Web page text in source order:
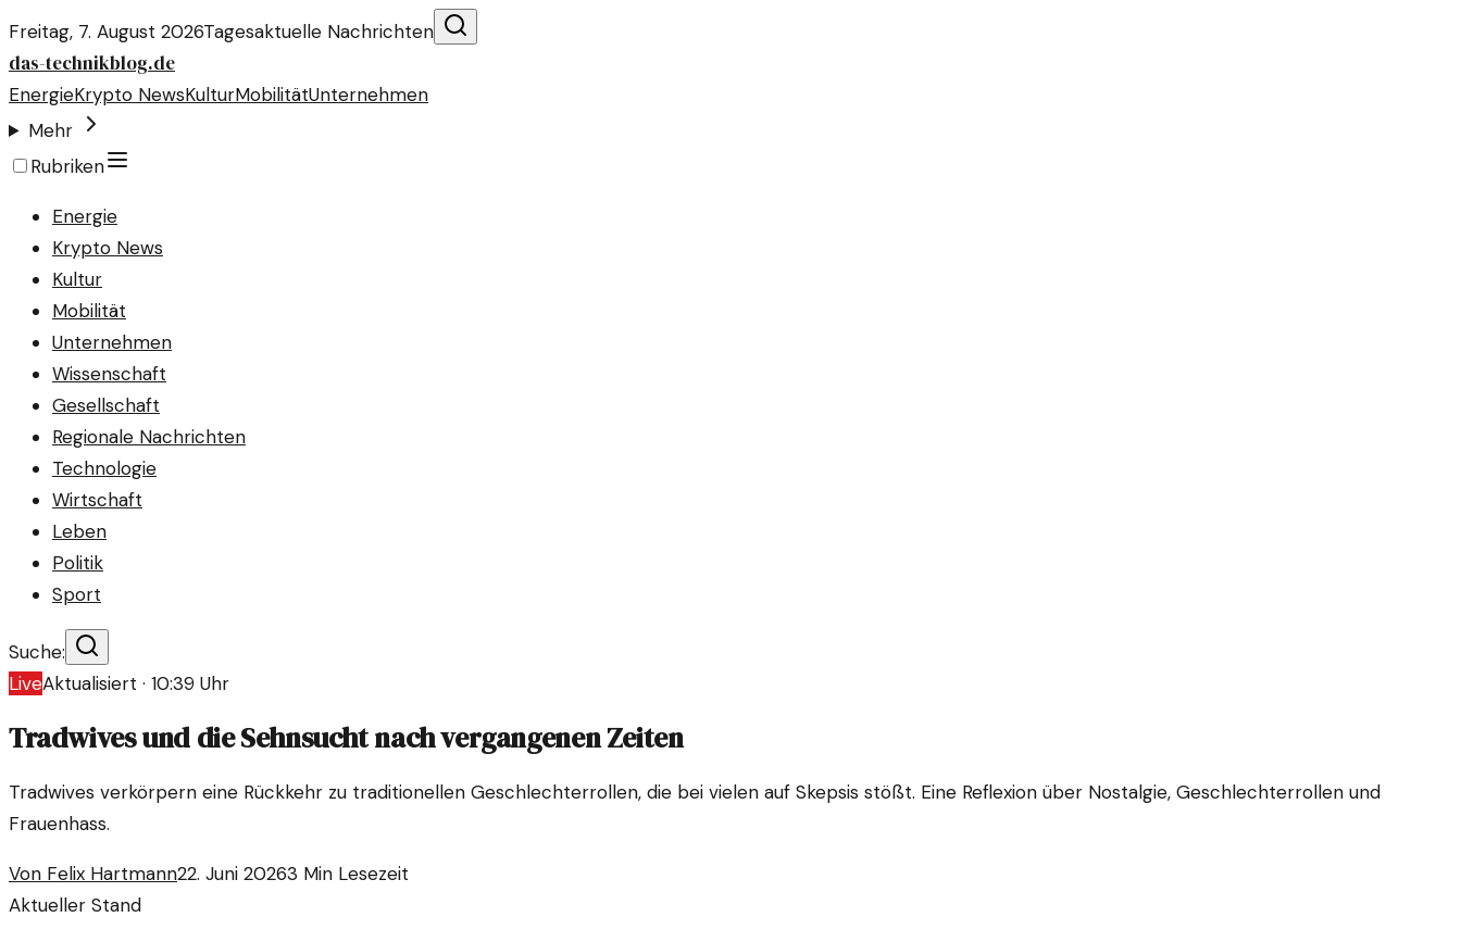
Freitag, 7. August 2026Tagesaktuelle Nachrichten
das-technikblog.de
EnergieKrypto NewsKulturMobilitätUnternehmen
Mehr
Rubriken
Energie
Krypto News
Kultur
Mobilität
Unternehmen
Wissenschaft
Gesellschaft
Regionale Nachrichten
Technologie
Wirtschaft
Leben
Politik
Sport
Suche:
LiveAktualisiert · 10:39 Uhr
Tradwives und die Sehnsucht nach vergangenen Zeiten
Tradwives verkörpern eine Rückkehr zu traditionellen Geschlechterrollen, die bei vielen auf Skepsis stößt. Eine Reflexion über Nostalgie, Geschlechterrollen und
Frauenhass.
Von Felix Hartmann22. Juni 20263 Min Lesezeit
Aktueller Stand